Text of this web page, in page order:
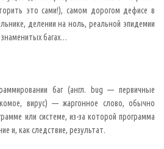
это сами!), самом дорогом дефисе в
делении на ноль, реальной эпидемии
багах…
баг (англ. bug — первичные
вирус) — жаргонное слово, обычно
или системе, из-за которой программа
и, как следствие, результат.